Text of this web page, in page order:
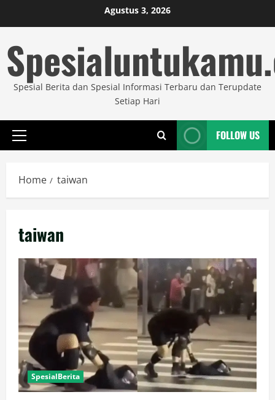
to
Agustus 3, 2026
Spesial Berita dan Spesial Informasi Terbaru dan Terupdate
Setiap Hari
Primary
FOLLOW US
Home taiwan
taiwan
SpesialBerita